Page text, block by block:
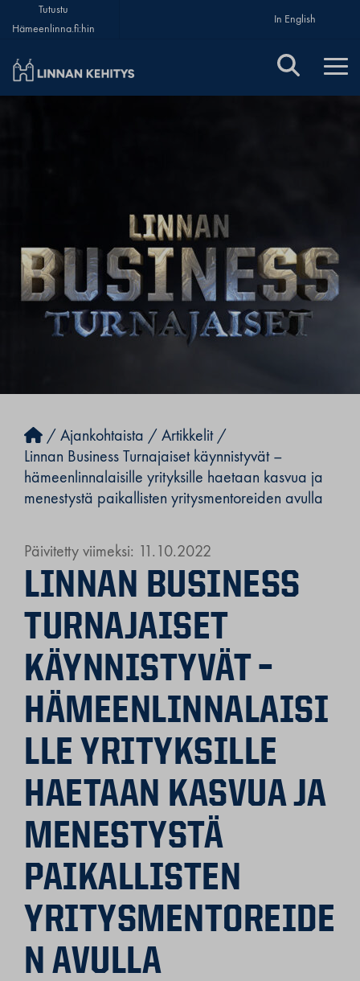
Tutustu
Hämeenlinna.fi:hin
In English
Linnan Kehitys Oy
/ Ajankohtaista / Artikkelit /
Linnan Business Turnajaiset käynnistyvät –
hämeenlinnalaisille yrityksille haetaan kasvua ja
menestystä paikallisten yritysmentoreiden avulla
Päivitetty viimeksi: 11.10.2022
LINNAN BUSINESS
TURNAJAISET
KÄYNNISTYVÄT –
HÄMEENLINNALAISI
LLE YRITYKSILLE
HAETAAN KASVUA JA
MENESTYSTÄ
PAIKALLISTEN
YRITYSMENTOREIDE
N AVULLA